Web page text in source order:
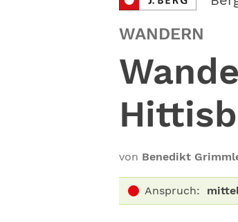
WANDERN
von Benedikt
Anspruch: